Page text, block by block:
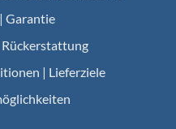
Garantie
| Lieferziele